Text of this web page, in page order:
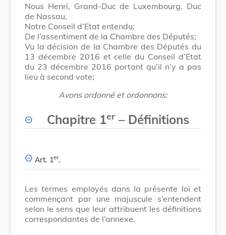
Nous Henri, Grand-Duc de Luxembourg, Duc
de Nassau,
Notre Conseil d’Etat entendu;
De l’assentiment de la Chambre des Députés;
Vu la décision de la Chambre des Députés du
13 décembre 2016 et celle du Conseil d’Etat
du 23 décembre 2016 portant qu’il n’y a pas
lieu à second vote;
Avons ordonné et ordonnons:
Chapitre 1er – Définitions
Art. 1er.
Les termes employés dans la présente loi et
commençant par une majuscule s’entendent
selon le sens que leur attribuent les définitions
correspondantes de l’annexe.